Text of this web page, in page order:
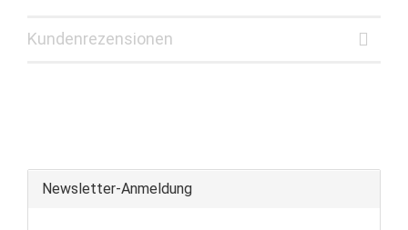
Kundenrezensionen
Newsletter-Anmeldung